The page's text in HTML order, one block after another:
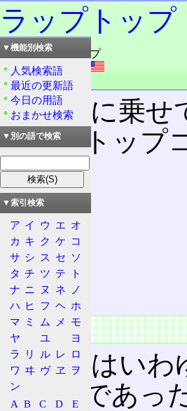
ラップトップ
読み：ラップトップ
外語：lap top
品詞：名詞
膝の上に乗せ
ラップトップ
ン。
目次
概要
特徴
昔
今
概要
この語はいわ
れた語であっ
▼機能別検索
人気検索語
最近の更新語
今日の用語
おまかせ検索
▼別の語で検索
▼索引検索
ア イ ウ エ オ
カ キ ク ケ コ
サ シ ス セ ソ
タ チ ツ テ
ト
ナ ニ ヌ ネ
ノ
ハ ヒ フ ヘ ホ
マ ミ ム メ
モ
ヤ
ユ
ヨ
ラ
リ ル レ ロ
ワ ヰ ヴ ヱ
ヲ
ン
A B C D
E